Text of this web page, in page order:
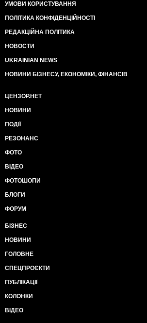
УМОВИ КОРИСТУВАННЯ
ПОЛІТИКА КОНФІДЕНЦІЙНОСТІ
РЕДАКЦІЙНА ПОЛІТИКА
НОВОСТИ
UKRAINIAN NEWS
НОВИНИ БІЗНЕСУ, ЕКОНОМІКИ, ФІНАНСІВ
ЦЕНЗОР.НЕТ
НОВИНИ
ПОДІЇ
РЕЗОНАНС
ФОТО
ВІДЕО
ФОТОШОПИ
БЛОГИ
ФОРУМ
БІЗНЕС
НОВИНИ
ГОЛОВНЕ
СПЕЦПРОЄКТИ
ПУБЛІКАЦІЇ
КОЛОНКИ
ВІДЕО